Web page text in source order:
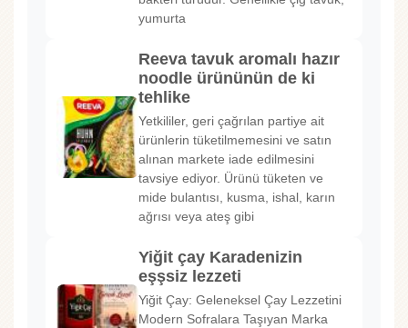
yumurta
Reeva tavuk aromalı hazır
noodle ürününün de ki
tehlike
Yetkililer, geri çağrılan partiye ait
ürünlerin tüketilmemesini ve satın
alınan markete iade edilmesini
tavsiye ediyor. Ürünü tüketen ve
mide bulantısı, kusma, ishal, karın
ağrısı veya ateş gibi
Yiğit çay Karadenizin
eşşsiz lezzeti
Yiğit Çay: Geleneksel Çay Lezzetini
Modern Sofralara Taşıyan Marka